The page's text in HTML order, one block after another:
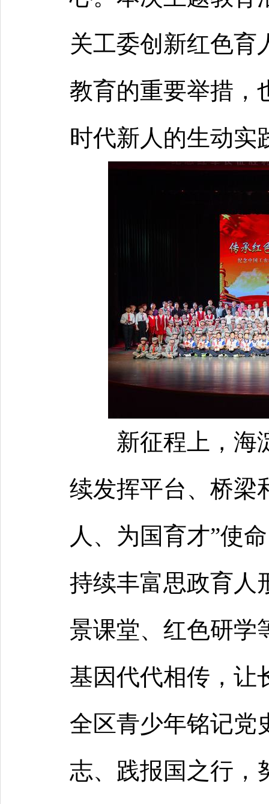
关工委创新红色育
教育的重要举措，
时代新人的生动实
新征程上，海
续发挥平台、桥梁
人、为国育才”使
持续丰富思政育人
景课堂、红色研学
基因代代相传，让
全区青少年铭记党
志、践报国之行，